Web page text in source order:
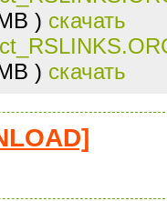
) скачать
) скачать